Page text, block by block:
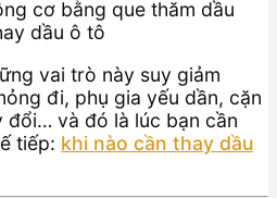
vai trò này suy giảm
đi, phụ gia yếu dần, cặn
đổi… và đó là lúc bạn cần
tiếp: khi nào cần thay dầu